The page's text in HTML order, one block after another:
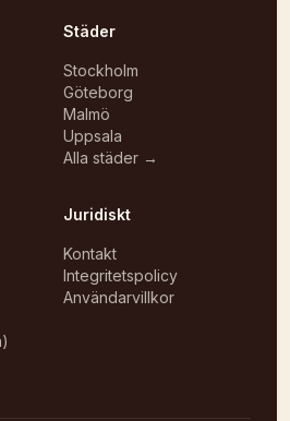
Städer
Stockholm
Göteborg
Malmö
Uppsala
Alla städer →
Juridiskt
Kontakt
Integritetspolicy
Användarvillkor